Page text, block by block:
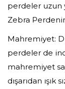
perdeler uzun
Zebra
Mahremiyet:
perdeler de
mahremiyet
dışarıdan ışık